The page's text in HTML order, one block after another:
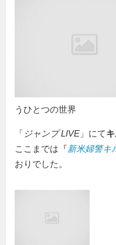
うひとつの世界
「 ジャンプ LIVE 」にて
ここまでは『新米婦警キ
おりでした。